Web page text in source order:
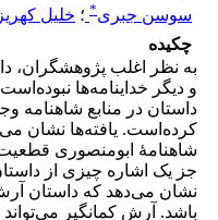
سوسن جبری* ؛ خلیل
چکیده
به نظر اغلب پژوهشگران،
و دیگر خداینامه‌ها
داستان در منابع شاهنامه
کرده‌است. یافته‌ها نشان
شاهنامۀ ابومنصوری قطعیت
جز یک اشاره چیزی از
نشان می‌دهد که داستان آرش
باشد. آرش کمانگیر